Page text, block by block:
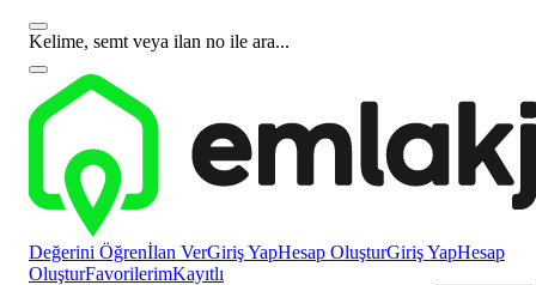
Kelime, semt veya ilan no ile ara...
Değerini Öğrenİlan VerGiriş YapHesap OluşturGiriş YapHesap
OluşturFavorilerimKayıtlı